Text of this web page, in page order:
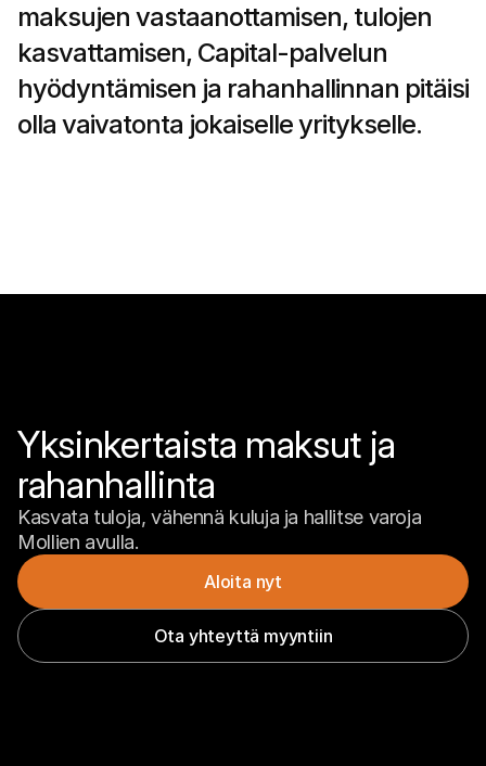
maksujen vastaanottamisen, tulojen
kasvattamisen, Capital-palvelun
hyödyntämisen ja rahanhallinnan pitäisi
olla vaivatonta jokaiselle yritykselle.
Yksinkertaista maksut ja
rahanhallinta
Kasvata tuloja, vähennä kuluja ja hallitse varoja
Mollien avulla.
Aloita nyt
Ota yhteyttä myyntiin